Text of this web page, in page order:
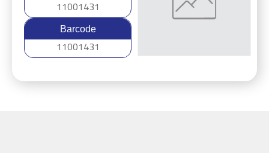
11001431
Barcode
11001431